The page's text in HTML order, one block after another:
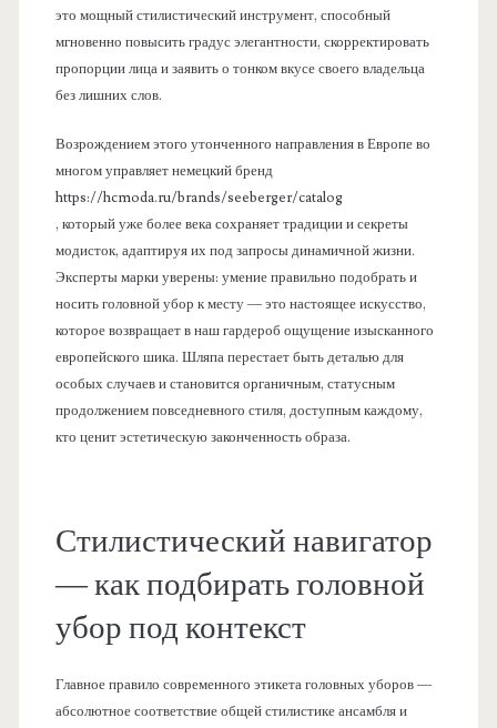
это мощный стилистический инструмент, способный
мгновенно повысить градус элегантности, скорректировать
пропорции лица и заявить о тонком вкусе своего владельца
без лишних слов.
Возрождением этого утонченного направления в Европе во
многом управляет немецкий бренд
https://hcmoda.ru/brands/seeberger/catalog
, который уже более века сохраняет традиции и секреты
модисток, адаптируя их под запросы динамичной жизни.
Эксперты марки уверены: умение правильно подобрать и
носить головной убор к месту — это настоящее искусство,
которое возвращает в наш гардероб ощущение изысканного
европейского шика. Шляпа перестает быть деталью для
особых случаев и становится органичным, статусным
продолжением повседневного стиля, доступным каждому,
кто ценит эстетическую законченность образа.
Стилистический навигатор
— как подбирать головной
убор под контекст
Главное правило современного этикета головных уборов —
абсолютное соответствие общей стилистике ансамбля и